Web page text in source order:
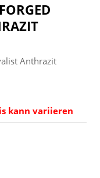
Anthrazit
kann variieren